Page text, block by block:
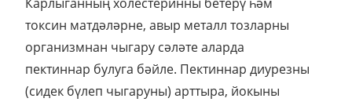
токсин матдәләрне, авыр металл тозларны
организмнан чыгару сәләте аларда
пектиннар булуга бәйле. Пектиннар диурезны
(сидек бүлеп чыгаруны) арттыра, йокыны